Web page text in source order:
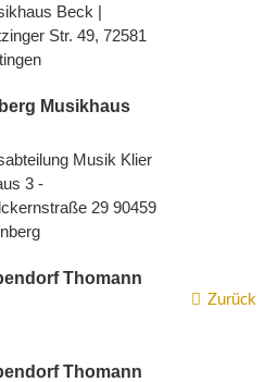
Zurück
Beck |
Str. 49, 72581
Musikhaus
Musik Klier
3 -
29 90459
Thomann
Thomann